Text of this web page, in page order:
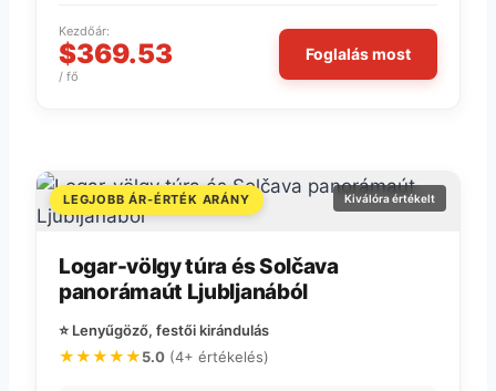
Kezdőár:
$369.53
/ fő
Foglalás most
LEGJOBB ÁR-ÉRTÉK ARÁNY Kiválóra értékelt
Logar-völgy túra és Solčava
panorámaút Ljubljanából
⭐ Lenyűgöző, festői kirándulás
★★★★★5.0 (4+ értékelés)